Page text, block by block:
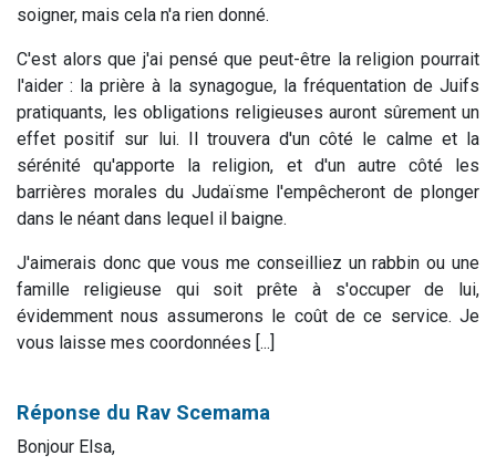
soigner, mais cela n'a rien donné.
C'est alors que j'ai pensé que peut-être la religion pourrait
l'aider : la prière à la synagogue, la fréquentation de Juifs
pratiquants, les obligations religieuses auront sûrement un
effet positif sur lui. Il trouvera d'un côté le calme et la
sérénité qu'apporte la religion, et d'un autre côté les
barrières morales du Judaïsme l'empêcheront de plonger
dans le néant dans lequel il baigne.
J'aimerais donc que vous me conseilliez un rabbin ou une
famille religieuse qui soit prête à s'occuper de lui,
évidemment nous assumerons le coût de ce service. Je
vous laisse mes coordonnées [...]
Réponse du Rav Scemama
Bonjour Elsa,